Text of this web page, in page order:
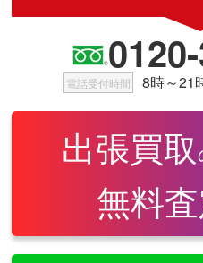
電話受付時間 8時～21
出張買取
無料